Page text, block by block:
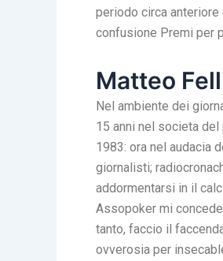
periodo circa
confusione Premi per
Matteo
Nel ambiente dei
15 anni nel societa
1983: ora nel audacia
giornalisti;
addormentarsi in il
Assopoker mi
tanto, faccio il
ovverosia per